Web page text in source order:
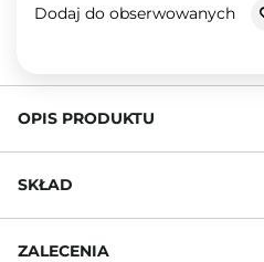
Dodaj do obserwowanych
OPIS PRODUKTU
SKŁAD
ZALECENIA